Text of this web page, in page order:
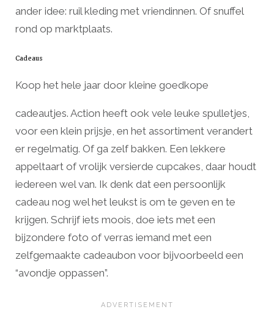
ander idee: ruil kleding met vriendinnen. Of snuffel
rond op marktplaats.
Cadeaus
Koop het hele jaar door kleine goedkope
cadeautjes. Action heeft ook vele leuke spulletjes,
voor een klein prijsje, en het assortiment verandert
er regelmatig. Of ga zelf bakken. Een lekkere
appeltaart of vrolijk versierde cupcakes, daar houdt
iedereen wel van. Ik denk dat een persoonlijk
cadeau nog wel het leukst is om te geven en te
krijgen. Schrijf iets moois, doe iets met een
bijzondere foto of verras iemand met een
zelfgemaakte cadeaubon voor bijvoorbeeld een
“avondje oppassen”.